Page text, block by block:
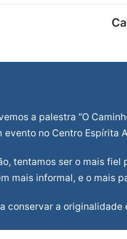
a palestra “O
evento no Centro Espírita
tentamos ser o mais
mais informal, e o mais
conservar a